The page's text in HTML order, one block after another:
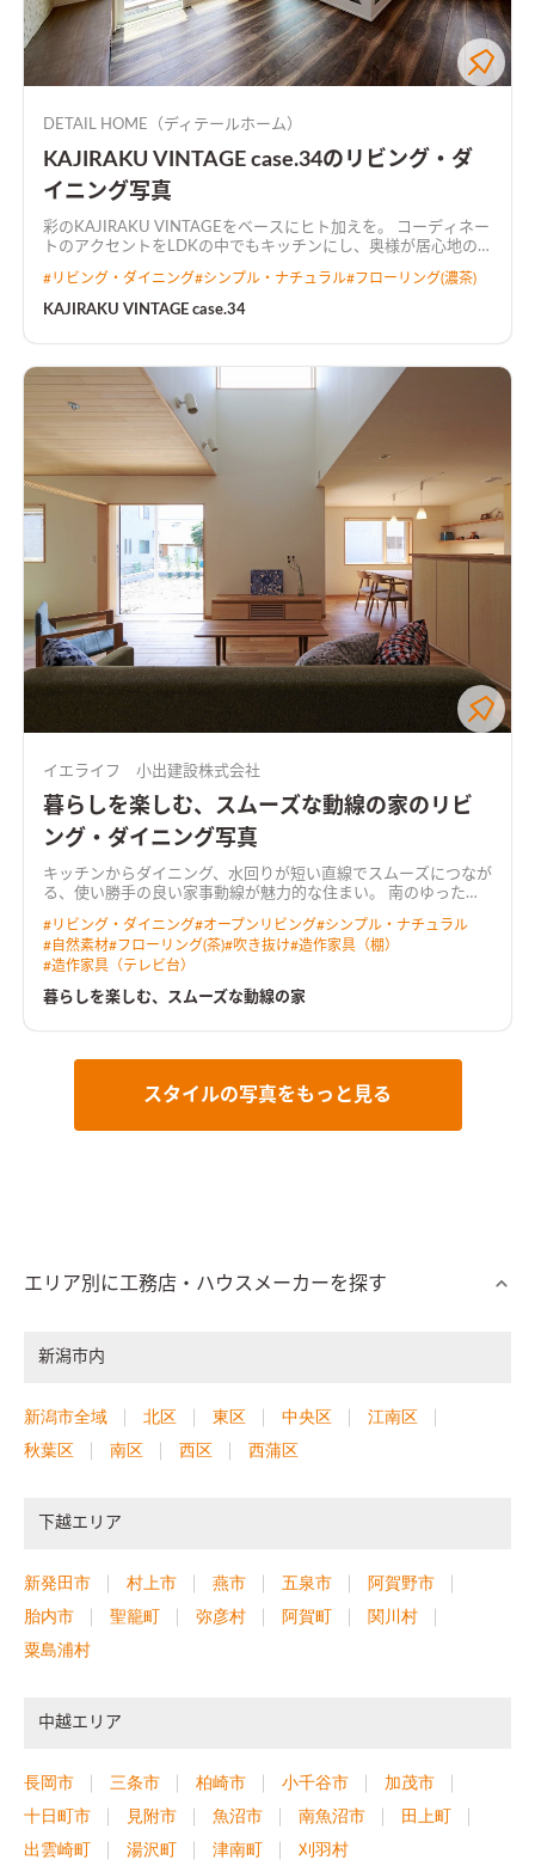
DETAIL HOME（ディテールホーム）
KAJIRAKU VINTAGE case.34のリビング・ダ
イニング写真
彩のKAJIRAKU VINTAGEをベースにヒト加えを。 コーディネー
トのアクセントをLDKの中でもキッチンにし、奥様が居心地の
広々とした空間に仕上がりました。
#リビング・ダイニング#シンプル・ナチュラル#フローリング(濃茶)
KAJIRAKU VINTAGE case.34
イエライフ 小出建設株式会社
暮らしを楽しむ、スムーズな動線の家のリビ
ング・ダイニング写真
キッチンからダイニング、水回りが短い直線でスムーズにつなが
る、使い勝手の良い家事動線が魅力的な住まい。 南のゆったり
地よい空間。 奥行きのあるウッドデッキを介して庭へと暮らし
が広がります。 リビングに隣り合う和室はＬＤＫと一体で使え
る開放的なスペース。 無垢の床や羽目板の天井、空間にぴった
りと納めた木製の造作家具など、あたたかな木の質感が室内に寛
いだ雰囲気をつくっています。 ＨEAT20 Ｇ2以上の断熱性能を
#リビング・ダイニング#オープンリビング#シンプル・ナチュラル
#自然素材#フローリング(茶)#吹き抜け#造作家具（棚）
#造作家具（テレビ台）
暮らしを楽しむ、スムーズな動線の家
スタイルの写真をもっと見る
エリア別に工務店・ハウスメーカーを探す
新潟市内
新潟市全域 北区 東区 中央区
江南区
秋葉区
南区 西区 西蒲区
下越エリア
新発田市 村上市 燕市 五泉市
阿賀野市
胎内市
聖籠町 弥彦村 阿賀町
関川村
粟島浦村
中越エリア
長岡市 三条市 柏崎市 小千谷市
加茂市
十日町市
見附市 魚沼市 南魚沼市
田上町
出雲崎町
湯沢町 津南町 刈羽村